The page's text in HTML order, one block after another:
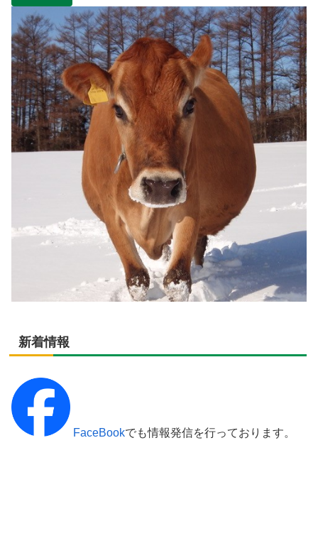
新着情報
FaceBookでも情報発信を行っております。